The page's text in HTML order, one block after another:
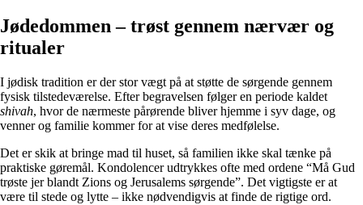
Jødedommen – trøst gennem nærvær og
ritualer
I jødisk tradition er der stor vægt på at støtte de sørgende gennem
fysisk tilstedeværelse. Efter begravelsen følger en periode kaldet
shivah, hvor de nærmeste pårørende bliver hjemme i syv dage, og
venner og familie kommer for at vise deres medfølelse.
Det er skik at bringe mad til huset, så familien ikke skal tænke på
praktiske gøremål. Kondolencer udtrykkes ofte med ordene “Må Gud
trøste jer blandt Zions og Jerusalems sørgende”. Det vigtigste er at
være til stede og lytte – ikke nødvendigvis at finde de rigtige ord.